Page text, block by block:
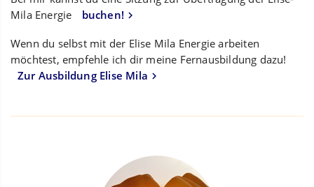
Mila Energie
buchen!
Wenn du selbst mit der Elise Mila Energie arbeiten
möchtest, empfehle ich dir meine Fernausbildung dazu!
Zur Ausbildung Elise Mila